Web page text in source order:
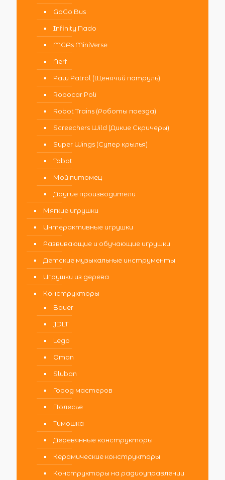
GoGo Bus
Infinity Nado
MGAs MiniVerse
Nerf
Paw Patrol (Щенячий патруль)
Robocar Poli
Robot Trains (Роботы поезда)
Screechers Wild (Дикие Скричеры)
Super Wings (Супер крылья)
Tobot
Мой питомец
Другие производители
Мягкие игрушки
Интерактивные игрушки
Развивающие и обучающие игрушки
Детские музыкальные инструменты
Игрушки из дерева
Конструкторы
Bauer
JDLT
Lego
Qman
Sluban
Город мастеров
Полесье
Тимошка
Деревянные конструкторы
Керамические конструкторы
Конструкторы на радиоуправлении